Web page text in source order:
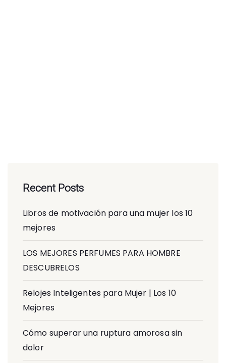
Recent Posts
Libros de motivación para una mujer los 10
mejores
LOS MEJORES PERFUMES PARA HOMBRE
DESCUBRELOS
Relojes Inteligentes para Mujer | Los 10
Mejores
Cómo superar una ruptura amorosa sin
dolor